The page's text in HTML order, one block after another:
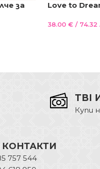
за
Love to
STAGE 2
38.00 € / 74.32
TBI
Купи
КОНТАКТИ
757 544